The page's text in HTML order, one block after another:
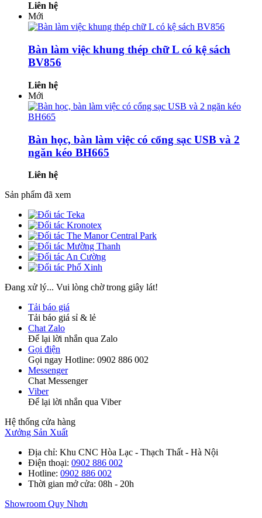
Liên hệ
Mới
Bàn làm việc khung thép chữ L có kệ sách
BV856
Liên hệ
Mới
Bàn học, bàn làm việc có cổng sạc USB và 2
ngăn kéo BH665
Liên hệ
Sản phẩm đã xem
Đang xử lý... Vui lòng chờ trong giây lát!
Tải báo giá
Tải báo giá sỉ & lẻ
Chat Zalo
Để lại lời nhắn qua Zalo
Gọi điện
Gọi ngay Hotline: 0902 886 002
Messenger
Chat Messenger
Viber
Để lại lời nhắn qua Viber
Hệ thống cửa hàng
Xưởng Sản Xuất
Địa chỉ: Khu CNC Hòa Lạc - Thạch Thất - Hà Nội
Điện thoại: 0902 886 002
Hotline: 0902 886 002
Thời gian mở cửa: 08h - 20h
Showroom Quy Nhơn